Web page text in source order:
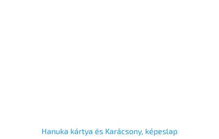
Hanuka kártya és Karácsony, képeslap